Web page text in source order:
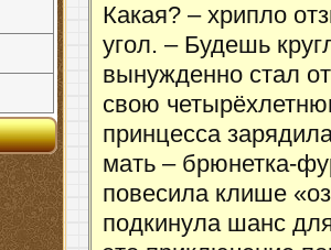
Какая? – хрипло
угол. – Будешь
вынужденно стал
свою
принцесса
мать – брюнетка-
повесила клише
подкинула шанс